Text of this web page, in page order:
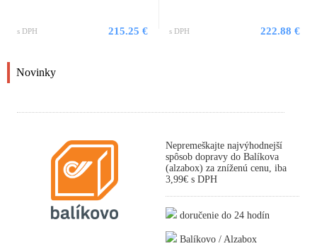
s DPH 215.25 € s DPH 222.88 €
Novinky
Nepremeškajte najvýhodnejší
spôsob dopravy do Balíkova
(alzabox) za zníženú cenu, iba
3,99€ s DPH
doručenie do 24 hodín
Balíkovo / Alzabox